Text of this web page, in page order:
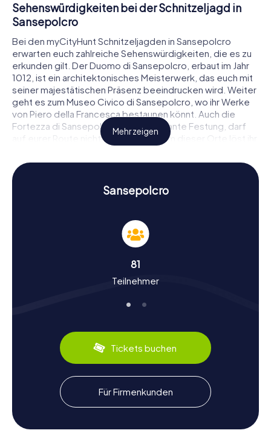
Sehenswürdigkeiten bei der Schnitzeljagd in
Sansepolcro
Bei den myCityHunt Schnitzeljagden in Sansepolcro
erwarten euch zahlreiche Sehenswürdigkeiten, die es zu
erkunden gilt. Der Duomo di Sansepolcro, erbaut im Jahr
1012, ist ein architektonisches Meisterwerk, das euch mit
seiner majestätischen Präsenz beeindrucken wird. Weiter
geht es zum Museo Civico di Sansepolcro, wo ihr Werke
von Piero della Francesca bestaunen könnt. Auch die
Fortezza di Sansepolcro, eine imposante Festung, darf
auf eurer Route nicht fehlen. An jedem dieser Orte löst ihr
Geheimnisse von Sansepolcro eintauchen lassen. So wird
die Schnitzeljagd in Sansepolcro zu einem
unvergesslichen Erlebnis.
Die myCityHunt Schnitzeljagden in Sansepolcro bieten
der Stadt zu entdecken. Sansepolcro wurde im 10.
Jahrhundert gegründet und hat seitdem eine bewegte
hin zu den Wirren des Zweiten Weltkriegs. Wusstet ihr,
Piero della Francesca ist? Seine Werke sind weltweit
bekannt und einige davon könnt ihr im Museo Civico
bewundern. Auch kulinarisch hat Sansepolcro einiges zu
bieten: Probiert die lokalen Spezialitäten wie Crostini
Toscani oder die berühmte toskanische Wurst. Die
Schnitzeljagd in Sansepolcro ist somit nicht nur ein
Abenteuer, sondern auch eine Reise durch die Zeit und
die Kultur der Region.
Mehr zeigen
Sansepolcro
81
Teilnehmer
Tickets buchen
Für Firmenkunden